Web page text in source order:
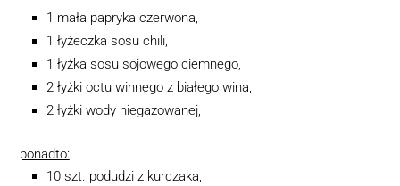
1 mała papryka czerwona,
1 łyżeczka sosu chili,
1 łyżka sosu sojowego ciemnego,
2 łyżki octu winnego z białego wina,
2 łyżki wody niegazowanej,
ponadto:
10 szt. podudzi z kurczaka,